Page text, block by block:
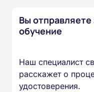
Вы отправляете
обучение
Наш специалист
расскажет о
удостоверения.